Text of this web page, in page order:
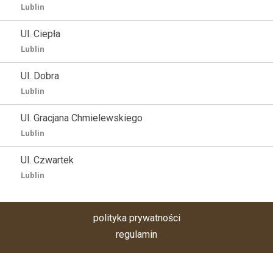
Lublin
Ul. Ciepła
Lublin
Ul. Dobra
Lublin
Ul. Gracjana Chmielewskiego
Lublin
Ul. Czwartek
Lublin
polityka prywatności
regulamin